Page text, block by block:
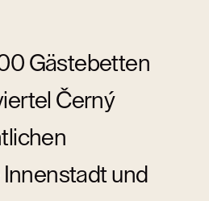
Gästebetten
Černý
und